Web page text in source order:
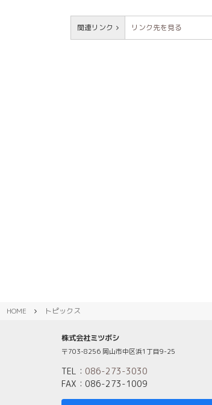
関連リンク リンク先を見る
HOME トピックス
株式会社ミツボシ
〒703-8256 岡山市中区浜1丁目9-25
TEL： 086-273-3030
FAX：086-273-1009